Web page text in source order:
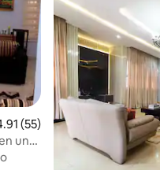
promedio: 4.91 de
(55)
una